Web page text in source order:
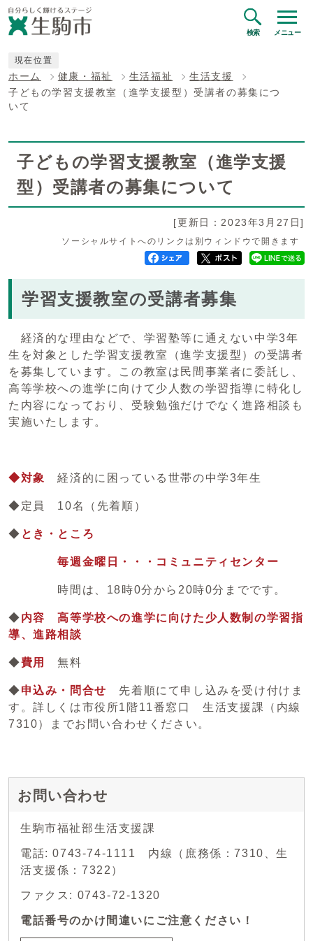
検索 メニュー
現在位置
ホーム 健康・福祉 生活福祉
生活支援
子どもの学習支援教室（進学支援型）受講者の募集につ
いて
子どもの学習支援教室（進学支援
型）受講者の募集について
[更新日：2023年3月27日]
ソーシャルサイトへのリンクは別ウィンドウで開きます
学習支援教室の受講者募集
経済的な理由などで、学習塾等に通えない中学3年
生を対象とした学習支援教室（進学支援型）の受講者
を募集しています。この教室は民間事業者に委託し、
高等学校への進学に向けて少人数の学習指導に特化し
た内容になっており、受験勉強だけでなく進路相談も
実施いたします。
◆対象経済的に困っている世帯の中学3年生
◆定員 10名（先着順）
◆ とき・ところ
毎週金曜日・・・コミュニティセンター
時間は、18時0分から20時0分までです。
◆内容 高等学校への進学に向けた少人数制の学習指
導、進路相談
◆費用 無料
◆申込み・問合せ
先着順にて申し込みを受け付けま
す。詳しくは市役所1階11番窓口 生活支援課（内線
7310）までお問い合わせください。
お問い合わせ
生駒市福祉部生活支援課
電話: 0743-74-1111 内線（庶務係：7310、生
活支援係：7322）
ファクス: 0743-72-1320
電話番号のかけ間違いにご注意ください！